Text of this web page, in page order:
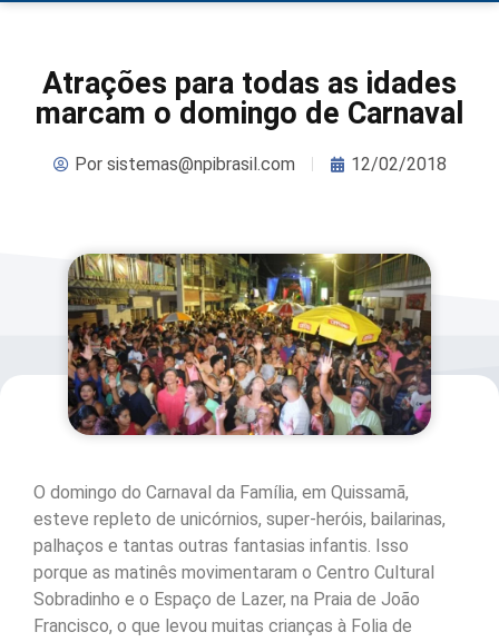
Atrações para todas as idades
marcam o domingo de Carnaval
Porsistemas@npibrasil.com 12/02/2018
O domingo do Carnaval da Família, em Quissamã,
esteve repleto de unicórnios, super-heróis, bailarinas,
palhaços e tantas outras fantasias infantis. Isso
porque as matinês movimentaram o Centro Cultural
Sobradinho e o Espaço de Lazer, na Praia de João
Francisco, o que levou muitas crianças à Folia de